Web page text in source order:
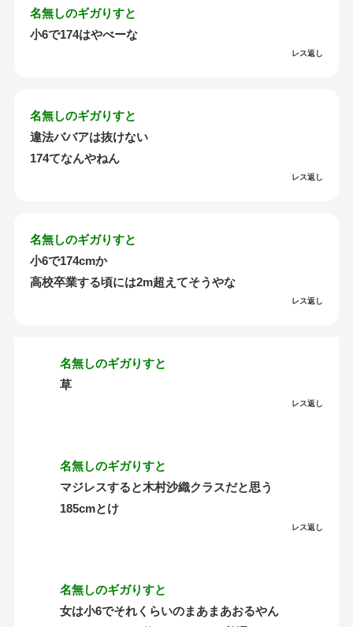
名無しのギガりすと
小6で174はやべーな
レス返し
名無しのギガりすと
違法ババアは抜けない
174てなんやねん
レス返し
名無しのギガりすと
小6で174cmか
高校卒業する頃には2m超えてそうやな
レス返し
名無しのギガりすと
草
レス返し
名無しのギガりすと
マジレスすると木村沙織クラスだと思う
185cmとけ
レス返し
名無しのギガりすと
女は小6でそれくらいのまあまあおるやん